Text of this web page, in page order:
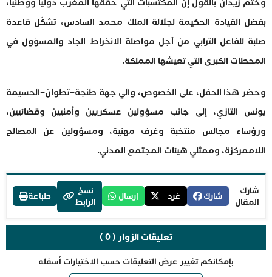
وختم زيدان بالقول إن المكتسبات التي حققها المغرب دولياً ووطنياً،
بفضل القيادة الحكيمة لجلالة الملك محمد السادس، تشكّل قاعدة
صلبة للفاعل الترابي من أجل مواصلة الانخراط الجاد والمسؤول في
المحطات الكبرى التي تعيشها المملكة.
وحضر هذا الحفل، على الخصوص، والي جهة طنجة–تطوان–الحسيمة
يونس التازي، إلى جانب مسؤولين عسكريين وأمنيين وقضائيين،
ورؤساء مجالس منتخبة وغرف مهنية، ومسؤولين عن المصالح
اللاممركزة، وممثلي هيئات المجتمع المدني.
شارك
المقال
شارك غرد إرسال
نسخ
الرابط
طباعة
تعليقات الزوار ( 0 )
بإمكانكم تغيير عرض التعليقات حسب الاختيارات أسفله